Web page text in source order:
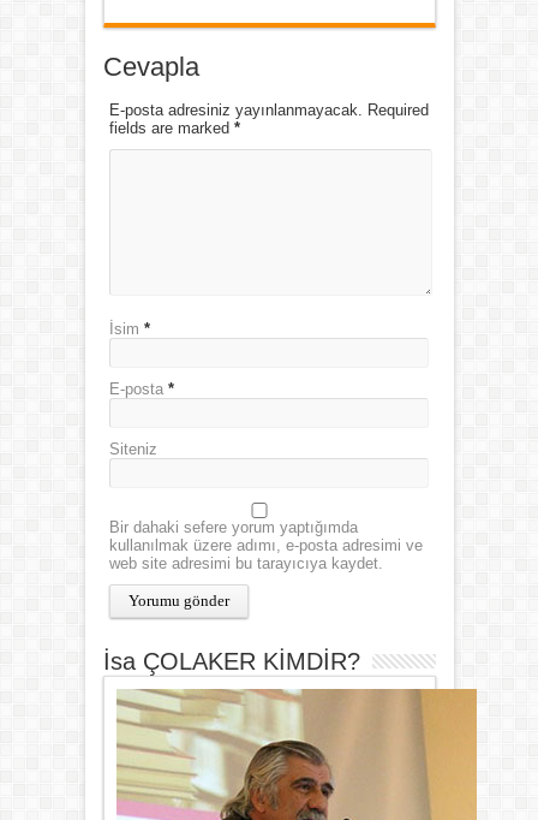
Cevapla
E-posta adresiniz yayınlanmayacak. Required
fields are marked *
İsim *
E-posta *
Siteniz
Bir dahaki sefere yorum yaptığımda
kullanılmak üzere adımı, e-posta adresimi ve
web site adresimi bu tarayıcıya kaydet.
İsa ÇOLAKER KİMDİR?